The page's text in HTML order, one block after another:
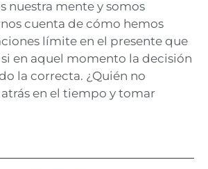
nuestra mente y somos
cuenta de cómo hemos
límite en el presente que
en aquel momento la decisión
la correcta. ¿Quién no
en el tiempo y tomar